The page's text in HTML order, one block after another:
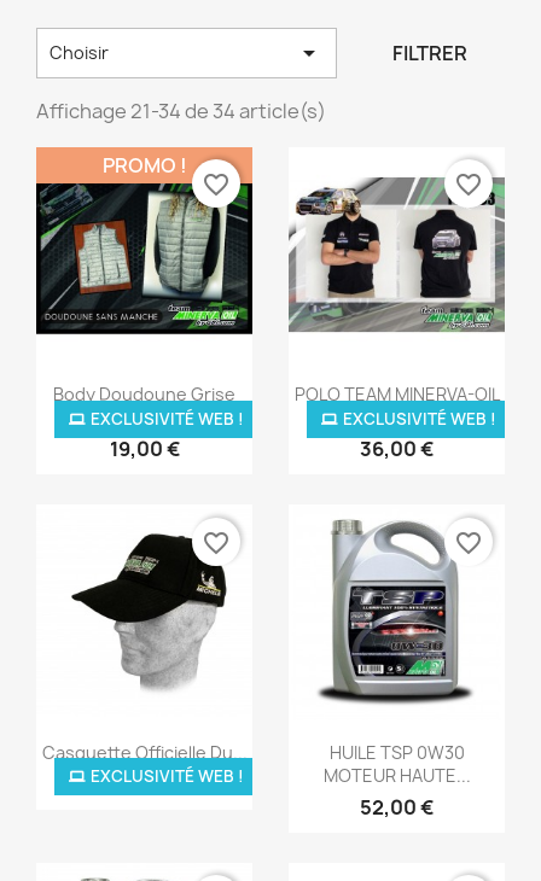
Choisir  FILTRER
Affichage 21-34 de 34 article(s)
Aperçu rapide
Body Doudoune Grise
Ou...
19,00 €
EXCLUSIVITÉ WEB !
PROMO !
favorite_border
Aperçu rapide
POLO TEAM MINERVA-OIL
C3...
36,00 €
EXCLUSIVITÉ WEB !
favorite_border
Aperçu rapide
Casquette Officielle Du...
16,00 €
EXCLUSIVITÉ WEB !
favorite_border
Aperçu rapide
HUILE TSP 0W30
MOTEUR HAUTE...
52,00 €
favorite_border